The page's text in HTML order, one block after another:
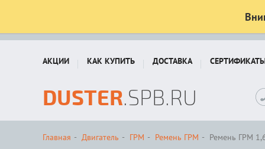
АКЦИИ КАК КУПИТЬ ДОСТАВКА
DUSTER.SPB.RU
Главная Двигатель ГРМ Ремень ГРМ Ремень ГРМ